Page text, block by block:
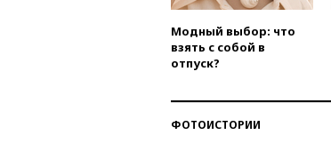
Модный выбор: что
взять с собой в
отпуск?
ФОТОИСТОРИИ